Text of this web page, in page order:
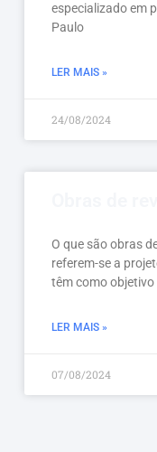
especializado em
Paulo
LER MAIS »
24/08/2024
O que são obras
referem-se a
têm como objetivo
LER MAIS »
07/08/2024